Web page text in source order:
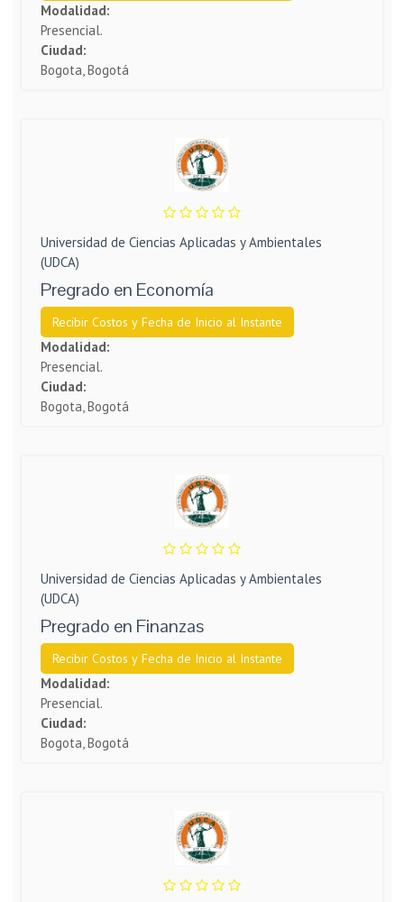
Modalidad:
Presencial.
Ciudad:
Bogota, Bogotá
Universidad de Ciencias Aplicadas y Ambientales
(UDCA)
Pregrado en Economía
Recibir Costos y Fecha de Inicio al Instante
Modalidad:
Presencial.
Ciudad:
Bogota, Bogotá
Universidad de Ciencias Aplicadas y Ambientales
(UDCA)
Pregrado en Finanzas
Recibir Costos y Fecha de Inicio al Instante
Modalidad:
Presencial.
Ciudad:
Bogota, Bogotá